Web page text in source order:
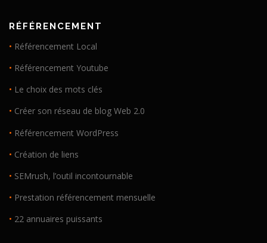
RÉFÉRENCEMENT
• Référencement Local
• Référencement Youtube
• Le choix des mots clés
• Créer son réseau de blog Web 2.0
• Référencement WordPress
• Création de liens
• SEMrush, l’outil incontournable
• Prestation référencement mensuelle
• 22 annuaires puissants